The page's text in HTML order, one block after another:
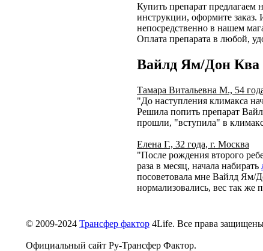
Купить препарат предлагаем
инструкции, оформите
непосредственно в нашем
Оплата препарата в любой,
Вайлд Ям/Дон Ква
Тамара Витальевна М., 54
"До наступления климакса
Решила попить препарат
прошли, "вступила" в
Елена Г., 32 года, г. Москва
"После рождения второго
раза в месяц, начала набирать
посоветовала мне Вайлд Ям/
нормализовались, вес так же
© 2009-2024 Трансфер фактор 4Life. Все права
Официальный сайт Ру-Трансфер Фактор.